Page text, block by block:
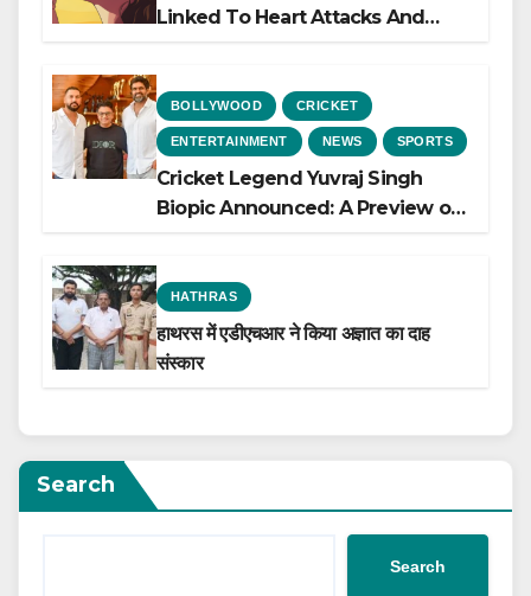
Linked To Heart Attacks And
BOLLYWOOD CRICKET
ENTERTAINMENT NEWS SPORTS
Cricket Legend Yuvraj Singh
Biopic Announced: A Preview of
HATHRAS
हाथरस में एडीएचआर ने किया अज्ञात का दाह
संस्कार
Search
Search